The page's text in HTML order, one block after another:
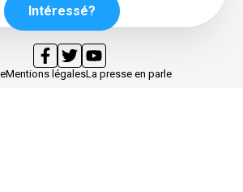
Intéressé?
Mentions légalesLa presse en parle